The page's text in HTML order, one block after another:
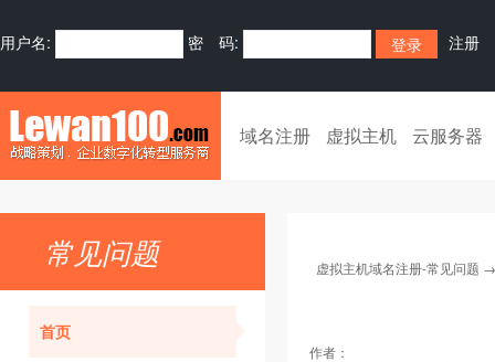
用户名: 密 码: 注册
域名注册 虚拟主机 云服务器
常见问题
首页
虚拟主机域名注册-常见问题
作者：